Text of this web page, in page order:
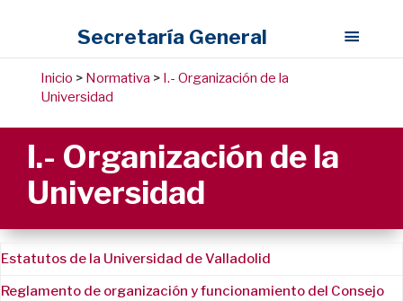
Secretaría General
Inicio > Normativa > I.- Organización de la
Universidad
I.- Organización de la
Universidad
Estatutos de la Universidad de Valladolid
Reglamento de organización y funcionamiento del Consejo